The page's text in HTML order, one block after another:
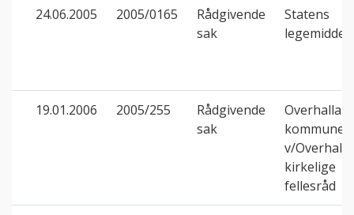
24.06.2005 2005/0165
Rådgivende
sak
Statens
19.01.2006 2005/255
Rådgivende
sak
Overhalla
kommune
v/Overhalla
kirkelige
fellesråd